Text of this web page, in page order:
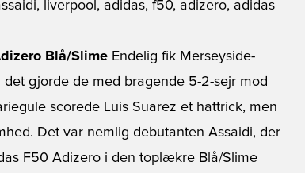
Blå/Slime Endelig fik Merseyside-
gjorde de med bragende 5-2-sejr mod
scorede Luis Suarez et hattrick, men
Det var nemlig debutanten Assaidi, der
F50 Adizero i den toplækre Blå/Slime